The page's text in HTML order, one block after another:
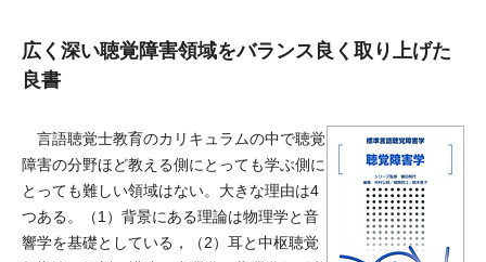
広く深い聴覚障害領域をバランス良く取り上げた
良書
言語聴覚士教育のカリキュラムの中で聴覚
障害の分野ほど教える側にとっても学ぶ側に
とっても難しい領域はない。大きな理由は4
つある。（1）背景にある理論は物理学と音
響学を基礎としている，（2）耳と中枢聴覚